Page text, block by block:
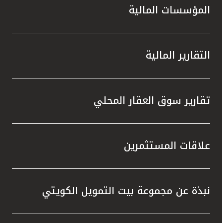
المؤسسات المالية
التقارير المالية
تقارير سوق العقار المحلي
علاقات المستثمرين
نبذة عن مجموعة بيت التمويل الكويتي